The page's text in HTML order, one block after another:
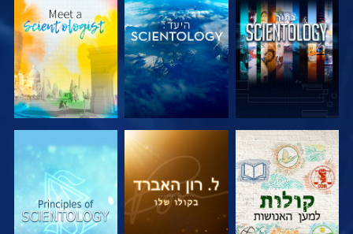
בדוק את הסדרה בדוק את הסדרה בדוק את הסדרה